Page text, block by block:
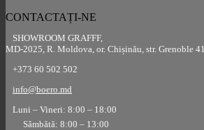
CONTACTAȚI-NE
SHOWROOM GRAFFF,
MD-2025, R. Moldova, or. Chișinău, str. Grenoble 41
+373 60 502 502
info@boero.md
Luni – Vineri: 8:00 – 18:00
Sâmbătă: 8:00 – 13:00